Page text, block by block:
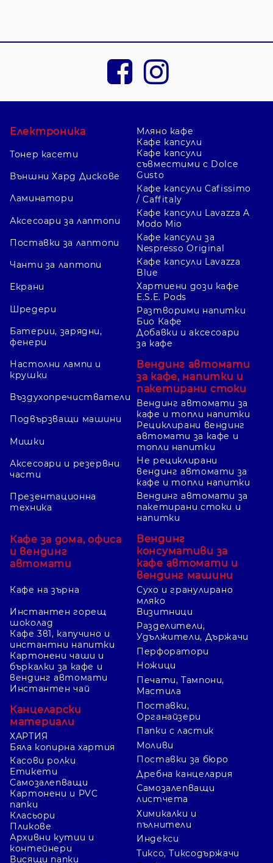
Електроника
Тонер касети
Външни Хард Дискове
Ламинатори
Аксесоари за лаптопи
Поставки за лаптопи
Чанти за лаптопи
Екрани
Шредери
Батерии, зарядни,
фенери
Настолни лампи и
крушки
Въздухопречистватели
Подвързващи машини
Мишки
Аксесоари и резервни
части
Презентационна
техника
Кафе за дома, офиса
и вендинг
автомати
Кафе на зърна
Мляно кафе
Кафе капсули
Кафе капсули
съвместими с Dolce
Gusto
Кафе капсули Cafissimo
/ Caffitaly
Кафе капсули Lavazza A
Modo Mio
Кафе капсули за
Nespresso Original
Кафе капсули Lavazza
Blue
Хартиени дози кафе
E.S.E. Pods
Разтворими напитки
Био Кафе
Добавки и аксесоари
за кафе
Вендинг автомати
за кафе, напитки и
пакетирани стоки
Вендинг автомати за
кафе и топли напитки
Рециклирани вендинг
автомати за кафе и
топли напитки
Не рециклирани
вендинг автомати за
кафе и топли напитки
Вендинг автомати за
пакетирани стоки и
напитки
Вендинг
консумативи за
кафе автомати и
вендинг машини
Сухо и гранулирано
мляко
Инстантен горещ
шоколад
Кафе 3в1, капучино и
инстантни напитки
Картонени чаши и
бъркалки за кафе и
вендинг автомати
Инстантен чай
Канцеларски
материали
ХАРТИЯ
Бяла копирна хартия
Касови ролки
Етикети
Самозалепващи
Картонени и PVC
папки
Класьори
Пликове
Архивни кутии и
контейнери
Висящи папки
Визитници
Разделители,
Удължители, Държачи
Перфоратори
Ножици
Печати, Тампони,
Мастила
Поставки,
Органайзери
Папки с ластик
Моливи
Поставки за бюро
Дребна канцелария
Самозалепващи
листчета
Химикалки и
пълнители
Индекси
Тиксо, Тиксодържачи